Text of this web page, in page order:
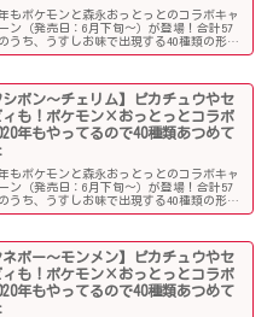
もポケモンと森永おっとっとのコラボキャ
ン（発売日：6月下旬～）が登場！合計57
うち、うすしお味で出現する40種類の形を
紹介します！
シボン～チェリム】ピカチュウやセ
ィも！ポケモン×おっとっとコラボ
年もやってるので40種類あつめて
もポケモンと森永おっとっとのコラボキャ
ン（発売日：6月下旬～）が登場！合計57
うち、うすしお味で出現する40種類の形を
紹介します！
ネボー～モンメン】ピカチュウやセ
ィも！ポケモン×おっとっとコラボ
年もやってるので40種類あつめて